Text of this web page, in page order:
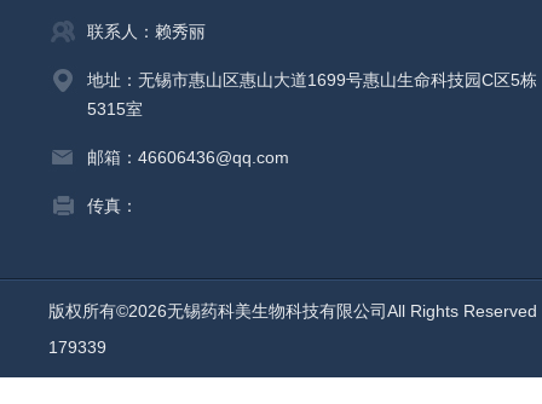
联系人：赖秀丽
地址：无锡市惠山区惠山大道1699号惠山生命科技园C区5栋
5315室
邮箱：46606436@qq.com
传真：
版权所有©2026无锡药科美生物科技有限公司All Rights
179339